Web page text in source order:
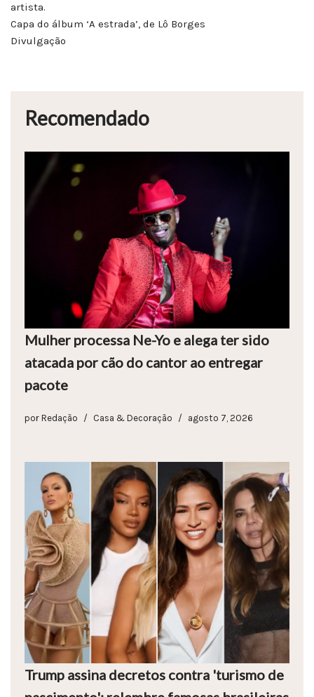
artista.
Capa do álbum ‘A estrada’, de Lô Borges
Divulgação
Recomendado
Mulher processa Ne-Yo e alega ter sido
atacada por cão do cantor ao entregar
pacote
por Redação Casa & Decoração agosto 7, 2026
Trump assina decretos contra 'turismo de